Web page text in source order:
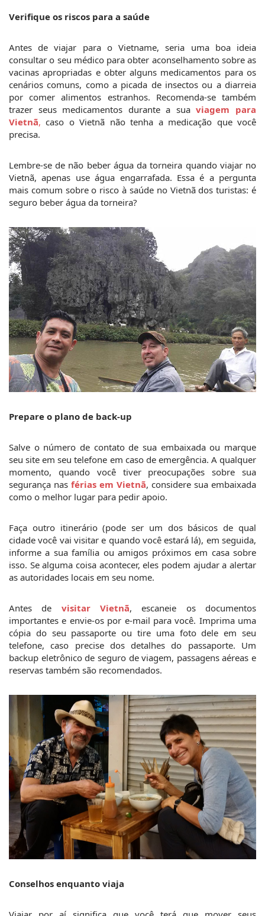
Verifique os riscos para a saúde
Antes de viajar para o Vietname, seria uma boa ideia
consultar o seu médico para obter aconselhamento sobre as
vacinas apropriadas e obter alguns medicamentos para os
cenários comuns, como a picada de insectos ou a diarreia
por comer alimentos estranhos. Recomenda-se também
trazer seus medicamentos durante a sua viagem para
Vietnã, caso o Vietnã não tenha a medicação que você
precisa.
Lembre-se de não beber água da torneira quando viajar no
Vietnã, apenas use água engarrafada. Essa é a pergunta
mais comum sobre o risco à saúde no Vietnã dos turistas: é
seguro beber água da torneira?
Prepare o plano de back-up
Salve o número de contato de sua embaixada ou marque
seu site em seu telefone em caso de emergência. A qualquer
momento, quando você tiver preocupações sobre sua
segurança nas férias em Vietnã, considere sua embaixada
como o melhor lugar para pedir apoio.
Faça outro itinerário (pode ser um dos básicos de qual
cidade você vai visitar e quando você estará lá), em seguida,
informe a sua família ou amigos próximos em casa sobre
isso. Se alguma coisa acontecer, eles podem ajudar a alertar
as autoridades locais em seu nome.
Antes de visitar Vietnã, escaneie os documentos
importantes e envie-os por e-mail para você. Imprima uma
cópia do seu passaporte ou tire uma foto dele em seu
telefone, caso precise dos detalhes do passaporte. Um
backup eletrônico de seguro de viagem, passagens aéreas e
reservas também são recomendados.
Conselhos enquanto viaja